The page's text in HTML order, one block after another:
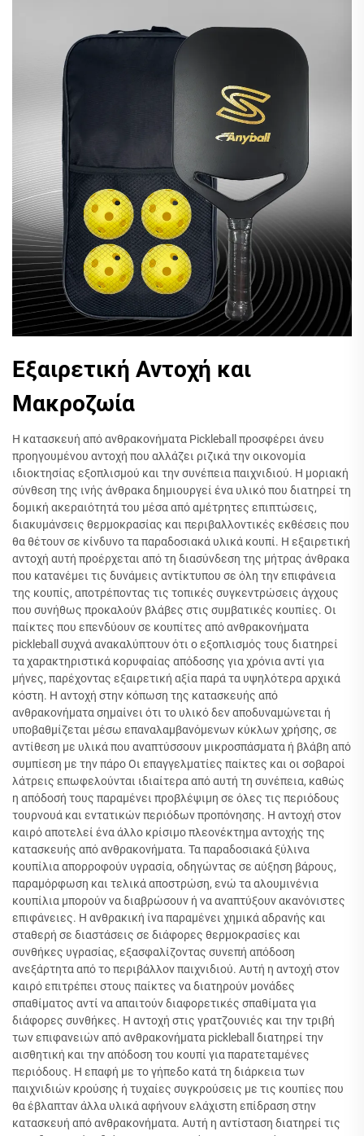
Εξαιρετική Αντοχή και
Μακροζωία
Η κατασκευή από ανθρακονήματα Pickleball προσφέρει άνευ
προηγουμένου αντοχή που αλλάζει ριζικά την οικονομία
ιδιοκτησίας εξοπλισμού και την συνέπεια παιχνιδιού. Η μοριακή
σύνθεση της ινής άνθρακα δημιουργεί ένα υλικό που διατηρεί τη
δομική ακεραιότητά του μέσα από αμέτρητες επιπτώσεις,
διακυμάνσεις θερμοκρασίας και περιβαλλοντικές εκθέσεις που
θα θέτουν σε κίνδυνο τα παραδοσιακά υλικά κουπί. Η εξαιρετική
αντοχή αυτή προέρχεται από τη διασύνδεση της μήτρας άνθρακα
που κατανέμει τις δυνάμεις αντίκτυπου σε όλη την επιφάνεια
της κουπίς, αποτρέποντας τις τοπικές συγκεντρώσεις άγχους
που συνήθως προκαλούν βλάβες στις συμβατικές κουπίες. Οι
παίκτες που επενδύουν σε κουπίτες από ανθρακονήματα
pickleball συχνά ανακαλύπτουν ότι ο εξοπλισμός τους διατηρεί
τα χαρακτηριστικά κορυφαίας απόδοσης για χρόνια αντί για
μήνες, παρέχοντας εξαιρετική αξία παρά τα υψηλότερα αρχικά
κόστη. Η αντοχή στην κόπωση της κατασκευής από
ανθρακονήματα σημαίνει ότι το υλικό δεν αποδυναμώνεται ή
υποβαθμίζεται μέσω επαναλαμβανόμενων κύκλων χρήσης, σε
αντίθεση με υλικά που αναπτύσσουν μικροσπάσματα ή βλάβη από
συμπίεση με την πάρο Οι επαγγελματίες παίκτες και οι σοβαροί
λάτρεις επωφελούνται ιδιαίτερα από αυτή τη συνέπεια, καθώς
η απόδοσή τους παραμένει προβλέψιμη σε όλες τις περιόδους
τουρνουά και εντατικών περιόδων προπόνησης. Η αντοχή στον
καιρό αποτελεί ένα άλλο κρίσιμο πλεονέκτημα αντοχής της
κατασκευής από ανθρακονήματα. Τα παραδοσιακά ξύλινα
κουπίλια απορροφούν υγρασία, οδηγώντας σε αύξηση βάρους,
παραμόρφωση και τελικά αποστρώση, ενώ τα αλουμινένια
κουπίλια μπορούν να διαβρώσουν ή να αναπτύξουν ακανόνιστες
επιφάνειες. Η ανθρακική ίνα παραμένει χημικά αδρανής και
σταθερή σε διαστάσεις σε διάφορες θερμοκρασίες και
συνθήκες υγρασίας, εξασφαλίζοντας συνεπή απόδοση
ανεξάρτητα από το περιβάλλον παιχνιδιού. Αυτή η αντοχή στον
καιρό επιτρέπει στους παίκτες να διατηρούν μονάδες
σπαθίματος αντί να απαιτούν διαφορετικές σπαθίματα για
διάφορες συνθήκες. Η αντοχή στις γρατζουνιές και την τριβή
των επιφανειών από ανθρακονήματα pickleball διατηρεί την
αισθητική και την απόδοση του κουπί για παρατεταμένες
περιόδους. Η επαφή με το γήπεδο κατά τη διάρκεια των
παιχνιδιών κρούσης ή τυχαίες συγκρούσεις με τις κουπίες που
θα έβλαπταν άλλα υλικά αφήνουν ελάχιστη επίδραση στην
κατασκευή από ανθρακονήματα. Αυτή η αντίσταση διατηρεί τις